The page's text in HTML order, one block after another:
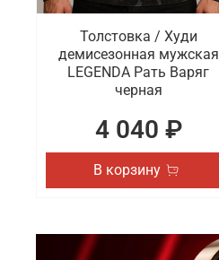
Толстовка / Худи
демисезонная мужская
LEGENDA Рать Варяг
черная
4 040 ₽
В корзину